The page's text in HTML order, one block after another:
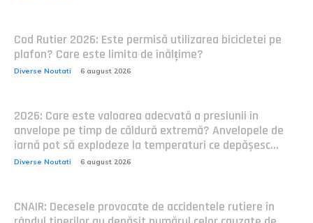
Cod Rutier 2026: Este permisă utilizarea bicicletei pe
plafon? Care este limita de înălțime?
Diverse Noutati 6 august 2026
2026: Care este valoarea adecvată a presiunii în
anvelope pe timp de căldură extremă? Anvelopele de
iarnă pot să explodeze la temperaturi ce depășesc...
Diverse Noutati 6 august 2026
CNAIR: Decesele provocate de accidentele rutiere în